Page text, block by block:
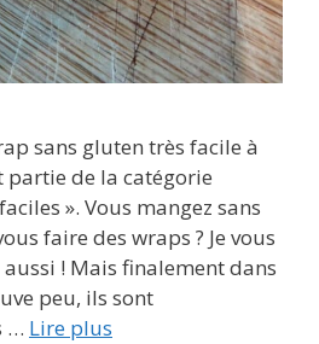
sans gluten très facile à
partie de la catégorie
». Vous mangez sans
faire des wraps ? Je vous
! Mais finalement dans
peu, ils sont
… Lire plus